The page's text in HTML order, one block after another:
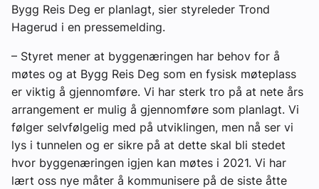
Bygg Reis Deg er planlagt, sier styreleder Trond
Hagerud i en pressemelding.
– Styret mener at byggenæringen har behov for å
møtes og at Bygg Reis Deg som en fysisk møteplass
er viktig å gjennomføre. Vi har sterk tro på at nete års
arrangement er mulig å gjennomføre som planlagt. Vi
følger selvfølgelig med på utviklingen, men nå ser vi
lys i tunnelen og er sikre på at dette skal bli stedet
hvor byggenæringen igjen kan møtes i 2021. Vi har
lært oss nye måter å kommunisere på de siste åtte